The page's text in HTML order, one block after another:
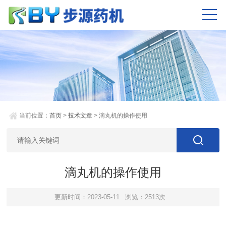
当前位置：首页 >技术文章 > 滴丸机的操作使用
滴丸机的操作使用
更新时间：2023-05-11 浏览：2513次